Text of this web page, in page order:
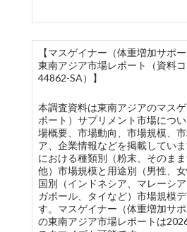
【マスゲイナー（体重増加サポ
東南アジア市場レポート（資料
44862-SA）】
本調査資料は東南アジアのマス
ポート）サプリメント市場につ
場概要、市場動向、市場規模、
ア、企業情報などを掲載してい
における種類別（粉末、そのま
他）市場規模と用途別（男性、
国別（インドネシア、マレーシ
ガポール、タイなど）市場規模
す。マスゲイナー（体重増加サ
の東南アジア市場レポートは